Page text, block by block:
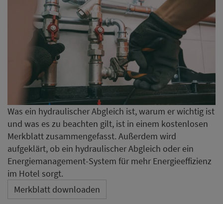
Was ein hydraulischer Abgleich ist, warum er wichtig ist
und was es zu beachten gilt, ist in einem kostenlosen
Merkblatt zusammengefasst. Außerdem wird
aufgeklärt, ob ein hydraulischer Abgleich oder ein
Energiemanagement-System für mehr Energieeffizienz
im Hotel sorgt.
Merkblatt downloaden